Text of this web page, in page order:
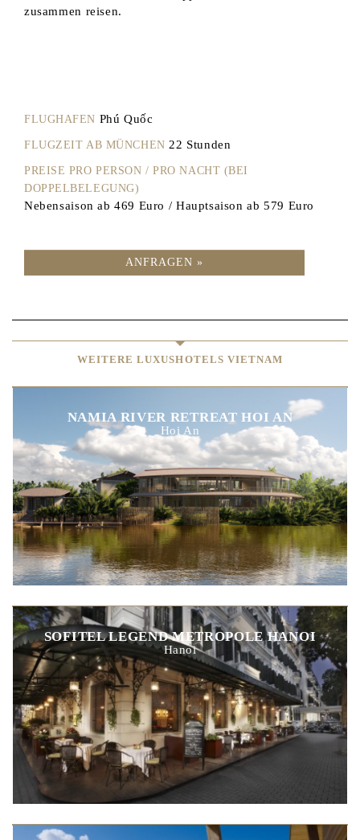
zusammen reisen.
FLUGHAFEN Phú Quốc
FLUGZEIT AB MÜNCHEN 22 Stunden
PREISE PRO PERSON / PRO NACHT (BEI
DOPPELBELEGUNG)
Nebensaison ab 469 Euro / Hauptsaison ab 579 Euro
ANFRAGEN »
WEITERE LUXUSHOTELS VIETNAM
NAMIA RIVER RETREAT HOI AN
Hoi An
SOFITEL LEGEND METROPOLE HANOI
Hanoi